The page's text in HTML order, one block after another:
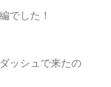
でした！
ッシュで来たの